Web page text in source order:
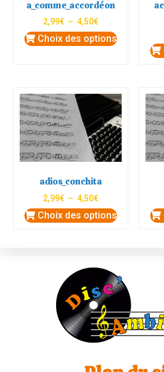
a_comme_accordéon
2,99€ – 4,50€
Choix des options
adios_conchita
2,99€ – 4,50€
Choix des options